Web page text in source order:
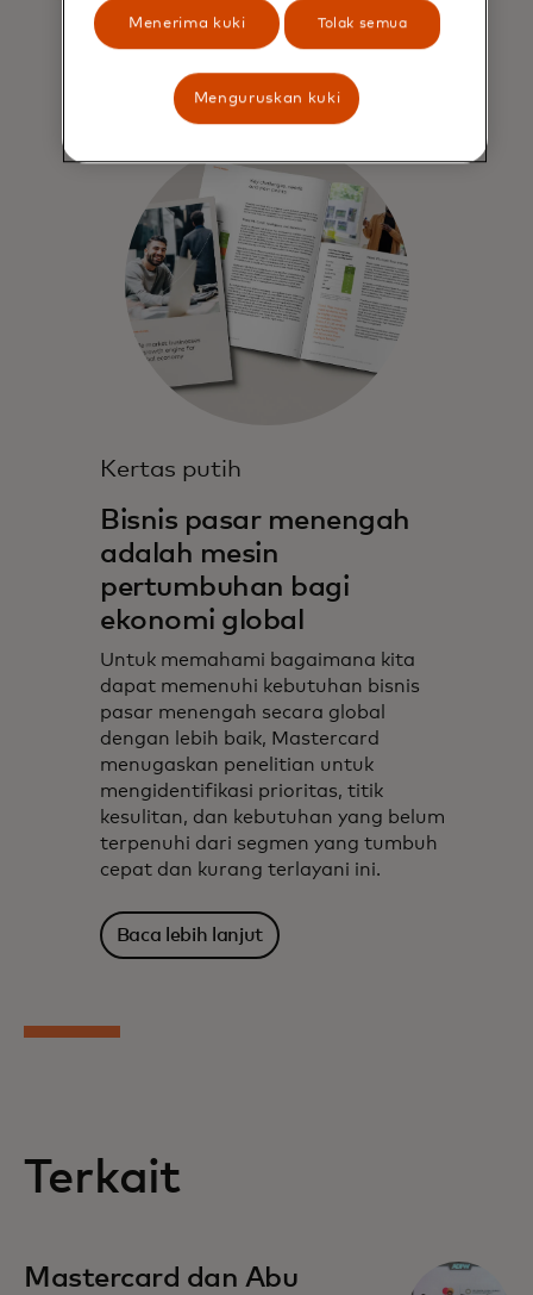
Kertas putih
Bisnis pasar menengah
adalah mesin
pertumbuhan bagi
ekonomi global
Untuk memahami bagaimana kita
dapat memenuhi kebutuhan bisnis
pasar menengah secara global
dengan lebih baik, Mastercard
menugaskan penelitian untuk
mengidentifikasi prioritas, titik
kesulitan, dan kebutuhan yang belum
terpenuhi dari segmen yang tumbuh
cepat dan kurang terlayani ini.
Baca lebih lanjut
Terkait
Mastercard dan Abu
opens in a new tab
Menerima kuki Tolak semua
Menguruskan kuki